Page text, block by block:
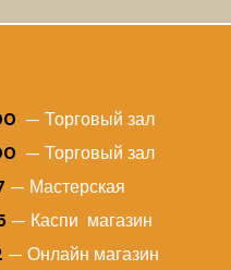
— Торговый зал
— Торговый зал
— Мастерская
— Каспи магазин
— Онлайн магазин